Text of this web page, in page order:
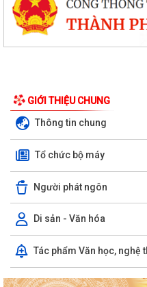
GIỚI THIỆU CHUNG
Thông tin chung
Tổ chức bộ máy
Người phát ngôn
Di sản - Văn hóa
Tác phẩm Văn học, nghệ